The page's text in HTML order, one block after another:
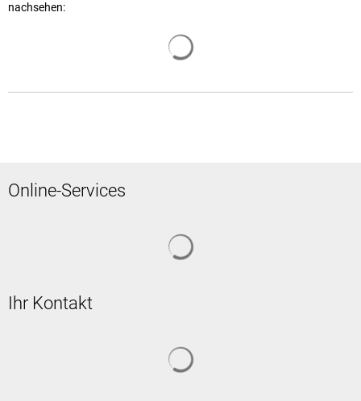
nachsehen:
Online-Services
Ihr Kontakt